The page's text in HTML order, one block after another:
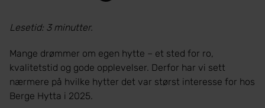
Lesetid: 3 minutter.
Mange drømmer om egen hytte – et sted for ro,
kvalitetstid og gode opplevelser. Derfor har vi sett
nærmere på hvilke hytter det var størst interesse for hos
Berge Hytta i 2025.